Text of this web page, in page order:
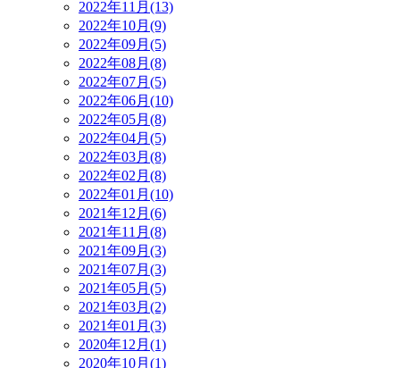
2022年11月(13)
2022年10月(9)
2022年09月(5)
2022年08月(8)
2022年07月(5)
2022年06月(10)
2022年05月(8)
2022年04月(5)
2022年03月(8)
2022年02月(8)
2022年01月(10)
2021年12月(6)
2021年11月(8)
2021年09月(3)
2021年07月(3)
2021年05月(5)
2021年03月(2)
2021年01月(3)
2020年12月(1)
2020年10月(1)